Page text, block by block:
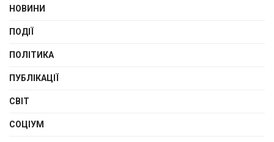
НОВИНИ
ПОДІЇ
ПОЛІТИКА
ПУБЛІКАЦІЇ
СВІТ
СОЦІУМ